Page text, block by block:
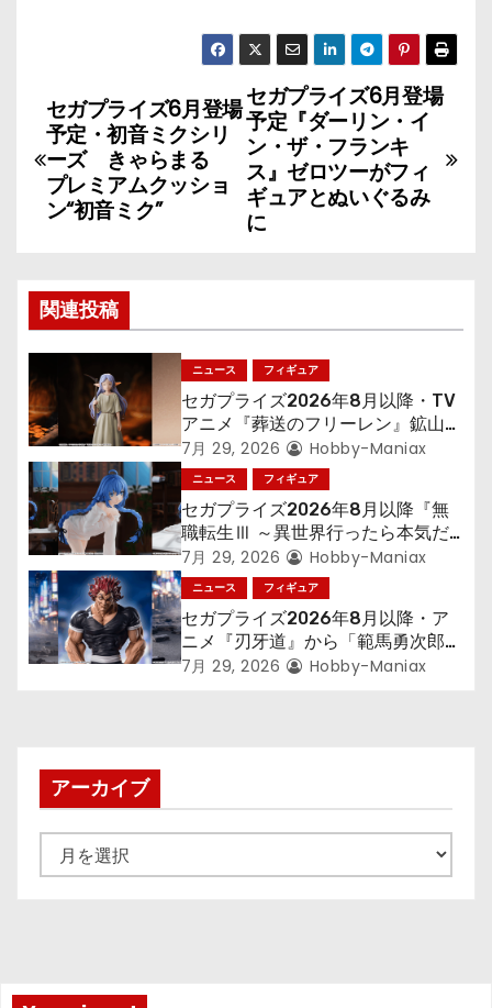
投
稿
ナ
ゲ
ー
シ
ョ
ン
セガプライズ6月登場
予定『ダーリン・イ
ン・ザ・フランキ
ス』ゼロツーがフィ
ギュアとぬいぐるみ
に
セガプライズ6月登場
予定・初音ミクシリ
ーズ きゃらまる
プレミアムクッショ
ン“初音ミク”
関連投稿
ニュース フィギュア
セガプライズ2026年8月以降・TV
アニメ『葬送のフリーレン』鉱山で
300年働くことになっっちゃった
「フリーレン」を立体化！
7月 29, 2026 Hobby-Maniax
ニュース フィギュア
セガプライズ2026年8月以降『無
職転生Ⅲ ～異世界行ったら本気だ
す～』から「ロキシー」のフィギュ
アが登場！
7月 29, 2026 Hobby-Maniax
ニュース フィギュア
セガプライズ2026年8月以降・ア
ニメ『刃牙道』から「範馬勇次郎」
が登場ッッ!!
7月 29, 2026 Hobby-Maniax
アーカイブ
ー